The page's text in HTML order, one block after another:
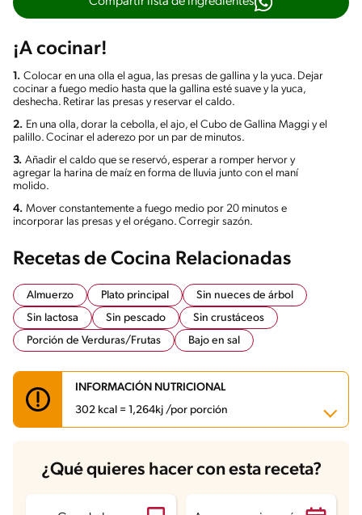
¡A cocinar!
1. Colocar en una olla el agua, las presas de gallina y la yuca. Dejar
cocinar a fuego medio hasta que la gallina esté suave y la yuca,
deshecha. Retirar las presas y reservar el caldo.
2. En una olla, dorar la cebolla, el ajo, el Cubo de Gallina Maggi y el
palillo. Cocinar el aderezo por un par de minutos.
3. Añadir el caldo que se reservó, esperar a romper hervor y
agregar la harina de maíz en forma de lluvia junto con el maní
molido.
4. Mover constantemente a fuego medio por 20 minutos e
incorporar las presas y el orégano. Corregir sazón.
Recetas de Cocina Relacionadas
Almuerzo Plato principal
Sin nueces de árbol
Sin lactosa
Sin pescado
Sin crustáceos
Porción de Verduras/Frutas
Bajo en sal
INFORMACIÓN NUTRICIONAL
302 kcal = 1,264kj /por porción
Carbohidratos
28.4 g
Energía 302 kcal
¿Qué quieres hacer con esta receta?